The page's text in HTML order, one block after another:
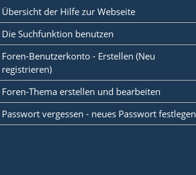
Übersicht der Hilfe zur Webseite
Die Suchfunktion benutzen
Foren-Benutzerkonto - Erstellen (Neu
registrieren)
Foren-Thema erstellen und bearbeiten
Passwort vergessen - neues Passwort festlegen